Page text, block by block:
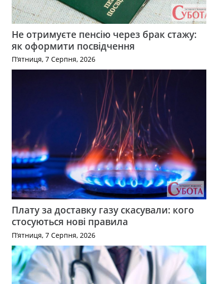
Не отримуєте пенсію через брак стажу:
як оформити посвідчення
П’ятниця, 7 Серпня, 2026
Плату за доставку газу скасували: кого
стосуються нові правила
П’ятниця, 7 Серпня, 2026